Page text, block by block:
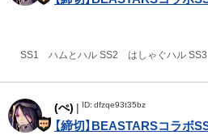
SS1 ハムとハル SS2 はしゃぐハル SS3
(ぺ) | ID: dfzqe93t35bz
【締切】BEASTARSコラボ